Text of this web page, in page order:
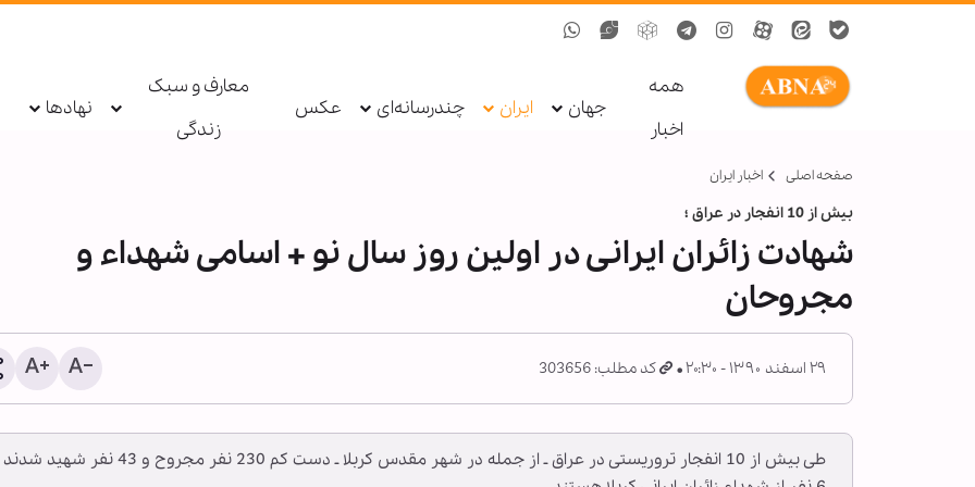
همه
اخبار
جهان ایران چندرسانه‌ای عکس
معارف و سبک
زندگی
نهادها
صفحه اصلی اخبار ایران
بیش از 10 انفجار در عراق ؛
شهادت زائران ایرانی در اولین روز سال نو + اسامی شهداء و
مجروحان
۲۹ اسفند ۱۳۹۰ - ۲۰:۳۰ کد مطلب: 303656
طی بیش از 10 انفجار تروریستی در عراق ـ از جمله در شهر مقدس کربلا ـ دست کم 230 نفر مجروح و
ویدیو | جاماندگان اربعین
مزار «میر سید علی» در
افغانستان